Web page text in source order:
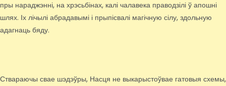
пры нараджэнні, на хрэсьбінах, калі чалавека праводзілі ў апошні
шлях. Іх лічылі абрадавымі і прыпісвалі магічную сілу, здольную
адагнаць бяду.
Ствараючы свае шэдэўры, Насця не выкарыстоўвае гатовыя схемы,